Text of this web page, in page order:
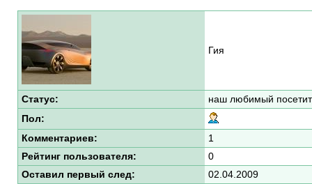
Гия
Статус:
наш любимый
Пол:
Комментариев:
1
Рейтинг пользователя:
0
Оставил первый след:
02.04.2009